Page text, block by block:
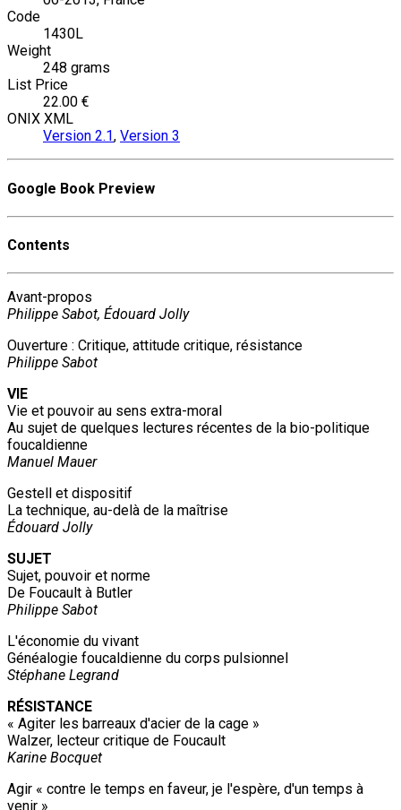
Code
1430L
Weight
248 grams
List Price
22.00 €
ONIX XML
Version 2.1, Version 3
Google Book Preview
Contents
Avant-propos
Philippe Sabot, Édouard Jolly
Ouverture : Critique, attitude critique, résistance
Philippe Sabot
VIE
Vie et pouvoir au sens extra-moral
Au sujet de quelques lectures récentes de la bio-politique
foucaldienne
Manuel Mauer
Gestell et dispositif
La technique, au-delà de la maîtrise
Édouard Jolly
SUJET
Sujet, pouvoir et norme
De Foucault à Butler
Philippe Sabot
L'économie du vivant
Généalogie foucaldienne du corps pulsionnel
Stéphane Legrand
RÉSISTANCE
« Agiter les barreaux d'acier de la cage »
Walzer, lecteur critique de Foucault
Karine Bocquet
Agir « contre le temps en faveur, je l'espère, d'un temps à
venir »